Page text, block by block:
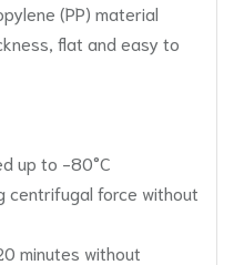
(PP) material
flat and easy to
up to -80°C
force without
minutes without